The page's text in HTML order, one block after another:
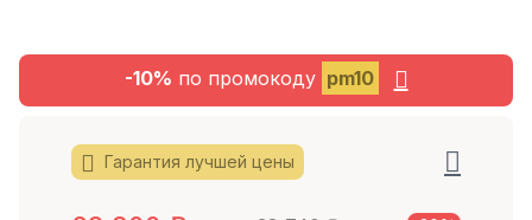
-10% по промокоду pm10
Гарантия лучшей цены